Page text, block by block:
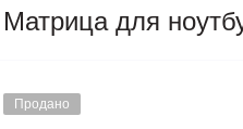
Матрица для
Продано